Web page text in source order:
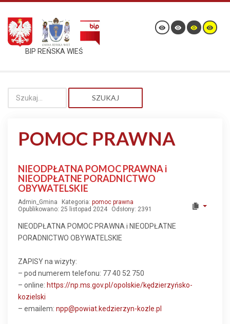
BIP REŃSKA WIEŚ
SZUKAJ
POMOC PRAWNA
NIEODPŁATNA POMOC PRAWNA i
NIEODPŁATNE PORADNICTWO
OBYWATELSKIE
Admin_Gmina Kategoria: pomoc prawna
Opublikowano: 25 listopad 2024
Odsłony: 2391
NIEODPŁATNA POMOC PRAWNA i NIEODPŁATNE
PORADNICTWO OBYWATELSKIE
ZAPISY na wizyty:
– pod numerem telefonu: 77 40 52 750
– online: https://np.ms.gov.pl/opolskie/kędzierzyńsko-
kozielski
– emailem: npp@powiat.kedzierzyn-kozle.pl